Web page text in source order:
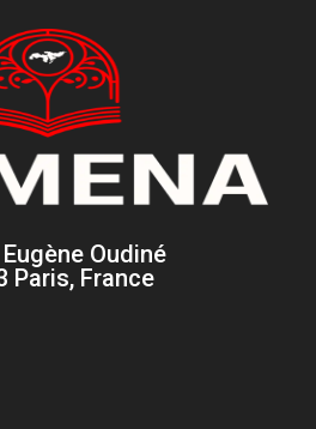
Oudiné
Paris, France